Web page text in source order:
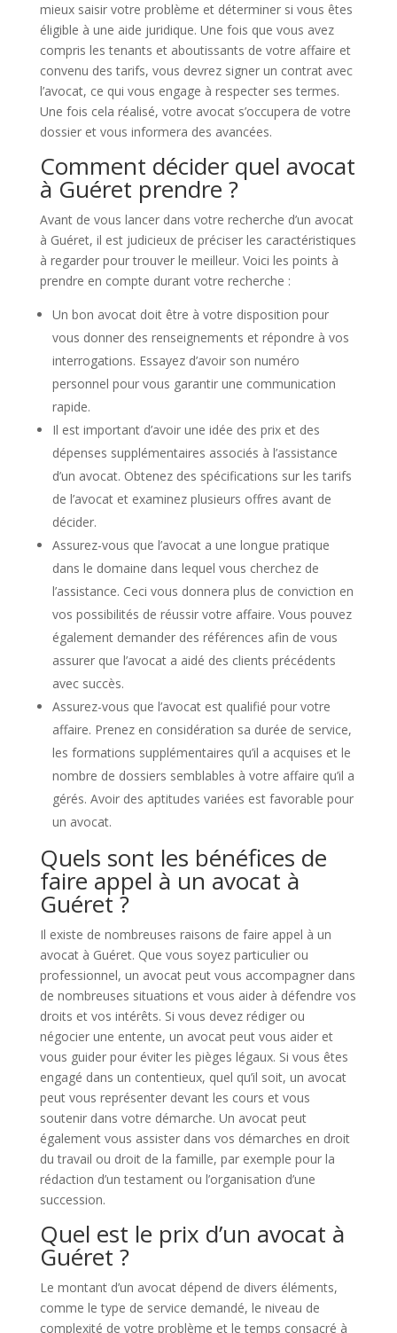
mieux saisir votre problème et déterminer si vous êtes
éligible à une aide juridique. Une fois que vous avez
compris les tenants et aboutissants de votre affaire et
convenu des tarifs, vous devrez signer un contrat avec
l’avocat, ce qui vous engage à respecter ses termes.
Une fois cela réalisé, votre avocat s’occupera de votre
dossier et vous informera des avancées.
Comment décider quel avocat
à Guéret prendre ?
Avant de vous lancer dans votre recherche d’un avocat
à Guéret, il est judicieux de préciser les caractéristiques
à regarder pour trouver le meilleur. Voici les points à
prendre en compte durant votre recherche :
Un bon avocat doit être à votre disposition pour
vous donner des renseignements et répondre à vos
interrogations. Essayez d’avoir son numéro
personnel pour vous garantir une communication
rapide.
Il est important d’avoir une idée des prix et des
dépenses supplémentaires associés à l’assistance
d’un avocat. Obtenez des spécifications sur les tarifs
de l’avocat et examinez plusieurs offres avant de
décider.
Assurez-vous que l’avocat a une longue pratique
dans le domaine dans lequel vous cherchez de
l’assistance. Ceci vous donnera plus de conviction en
vos possibilités de réussir votre affaire. Vous pouvez
également demander des références afin de vous
assurer que l’avocat a aidé des clients précédents
avec succès.
Assurez-vous que l’avocat est qualifié pour votre
affaire. Prenez en considération sa durée de service,
les formations supplémentaires qu’il a acquises et le
nombre de dossiers semblables à votre affaire qu’il a
gérés. Avoir des aptitudes variées est favorable pour
un avocat.
Quels sont les bénéfices de
faire appel à un avocat à
Guéret ?
Il existe de nombreuses raisons de faire appel à un
avocat à Guéret. Que vous soyez particulier ou
professionnel, un avocat peut vous accompagner dans
de nombreuses situations et vous aider à défendre vos
droits et vos intérêts. Si vous devez rédiger ou
négocier une entente, un avocat peut vous aider et
vous guider pour éviter les pièges légaux. Si vous êtes
engagé dans un contentieux, quel qu’il soit, un avocat
peut vous représenter devant les cours et vous
soutenir dans votre démarche. Un avocat peut
également vous assister dans vos démarches en droit
du travail ou droit de la famille, par exemple pour la
rédaction d’un testament ou l’organisation d’une
succession.
Quel est le prix d’un avocat à
Guéret ?
Le montant d’un avocat dépend de divers éléments,
comme le type de service demandé, le niveau de
complexité de votre problème et le temps consacré à